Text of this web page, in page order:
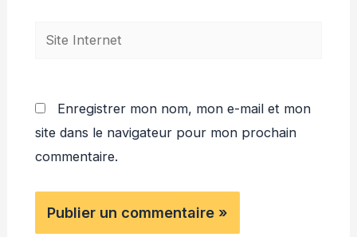
Site
Enregistrer mon nom, mon e-mail et mon
site dans le navigateur pour mon prochain
commentaire.